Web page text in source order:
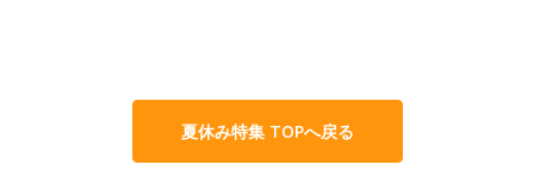
夏休み特集 TOPへ戻る